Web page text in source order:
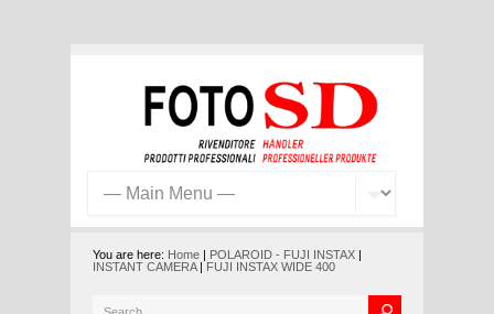
You are here: Home POLAROID - FUJI INSTAX
INSTANT CAMERA| FUJI INSTAX WIDE 400